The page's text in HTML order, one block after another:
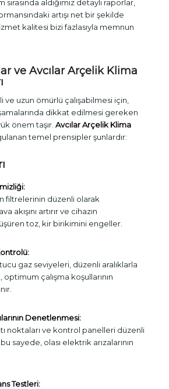
sırasında aldığımız detaylı raporlar,
artışı net bir şekilde
kalitesi bizi fazlasıyla memnun
ve Avcılar Arçelik Klima
ve uzun ömürlü çalışabilmesi için,
dikkat edilmesi gereken
önem taşır. Avcılar Arçelik Klima
temel prensipler şunlardır:
filtrelerinin düzenli olarak
akışını artırır ve cihazın
toz, kir birikimini engeller.
gaz seviyeleri, düzenli aralıklarla
çalışma koşullarının
Denetlenmesi:
noktaları ve kontrol panelleri düzenli
sayede, olası elektrik arızalarının
Testleri: